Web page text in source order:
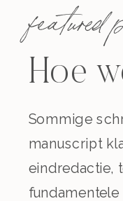
featured
Sommige
manuscript
eindredactie,